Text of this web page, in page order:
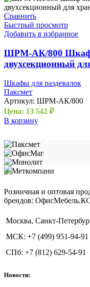
Сравнить
Быстрый просмотр
Добавить в избранное
ШРМ-АК/800 Шкаф
двухсекционный
Шкафы для раздевалок
Паксмет
Артикул: ШРМ-АК/800
Цена: 13 542 ₽
В корзину
Розничная и оптовая
брендов:
Москва, Санкт-
МСК: +7 (499) 951-94-91
СПб: +7 (812) 629-54-91
Новости: